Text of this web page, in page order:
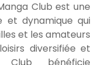
Club est une
et dynamique qui
et les amateurs
diversifiée et